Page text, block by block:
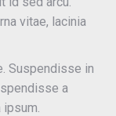
vitae, lacinia
Suspendisse in
a
ipsum.